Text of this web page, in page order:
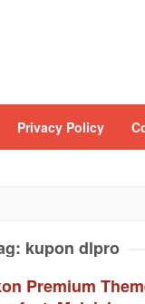
Privacy Policy
kupon dlpro
Premium